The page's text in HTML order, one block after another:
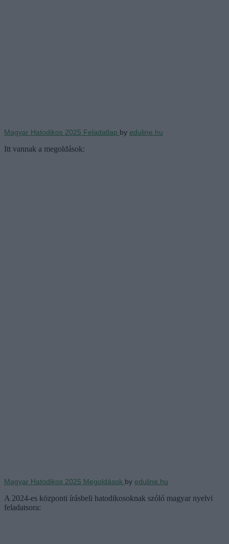
Magyar Hatodikos 2025 Feladatlap by eduline.hu
Itt vannak a megoldások:
Magyar Hatodikos 2025 Megoldások by eduline.hu
A 2024-es központi írásbeli hatodikosoknak szóló magyar nyelvi
feladatsora: